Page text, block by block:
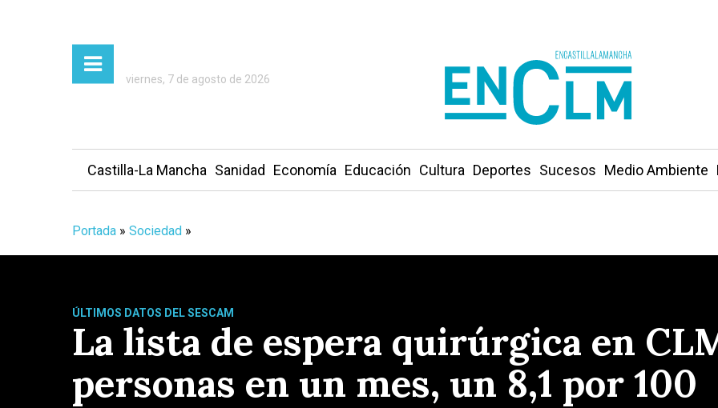
viernes, 7 de agosto de 2026
Castilla-La Mancha Sanidad Economía Educación Cultura Deportes Sucesos Medio Ambiente
Portada » Sociedad »
ÚLTIMOS DATOS DEL SESCAM
La lista de espera quirúrgica en
personas en un mes, un 8,1 por 100